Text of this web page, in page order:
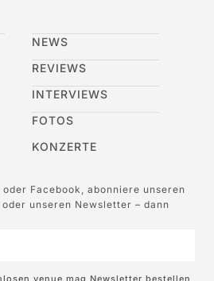
NEWS
REVIEWS
INTERVIEWS
FOTOS
KONZERTE
Facebook, abonniere unseren
unseren Newsletter – dann
venue mag Newsletter bestellen,